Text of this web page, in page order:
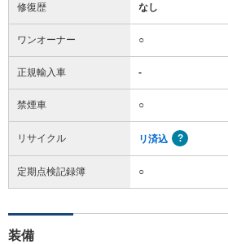
修復歴 なし
ワンオーナー ○
正規輸入車 -
禁煙車 ○
リサイクル リ済込
定期点検記録簿 ○
装備